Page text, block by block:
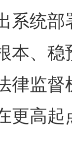
系统
本、
律监
更高